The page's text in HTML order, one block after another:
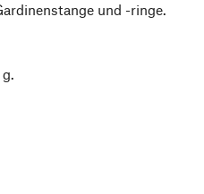
und -ringe.